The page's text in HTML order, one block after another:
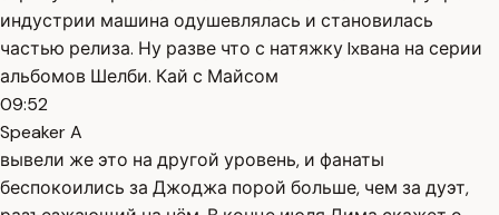
индустрии машина одушевлялась и становилась
частью релиза. Ну разве что с натяжку Ixвана на серии
альбомов Шелби. Кай с Майсом
09:52
Speaker A
вывели же это на другой уровень, и фанаты
беспокоились за Джоджа порой больше, чем за дуэт,